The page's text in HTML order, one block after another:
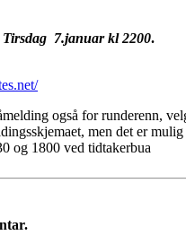
Tirsdag 7.januar kl 2200.
også for runderenn,
men det er mulig
og 1800 ved tidtakerbua